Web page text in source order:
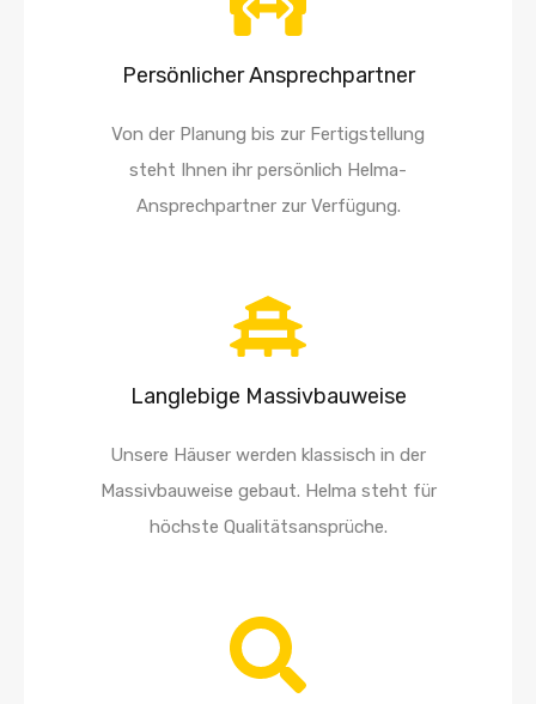
Persönlicher Ansprechpartner
Von der Planung bis zur Fertigstellung
steht Ihnen ihr persönlich Helma-
Ansprechpartner zur Verfügung.
Langlebige Massivbauweise
Unsere Häuser werden klassisch in der
Massivbauweise gebaut. Helma steht für
höchste Qualitätsansprüche.